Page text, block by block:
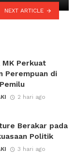
NEXT ARTICLE
Perkuat
Perempuan di
2 hari ago
Berakar pada
Politik
3 hari ago